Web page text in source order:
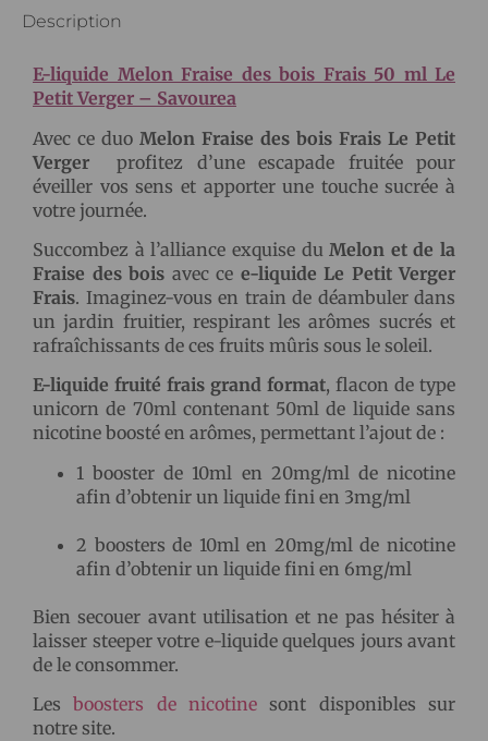
Description
E-liquide Melon Fraise des bois Frais 50 ml Le
Petit Verger – Savourea
Avec ce duo Melon Fraise des bois Frais Le Petit
Verger profitez d’une escapade fruitée pour
éveiller vos sens et apporter une touche sucrée à
votre journée.
Succombez à l’alliance exquise du Melon et de la
Fraise des bois avec ce e-liquide Le Petit Verger
Frais. Imaginez-vous en train de déambuler dans
un jardin fruitier, respirant les arômes sucrés et
rafraîchissants de ces fruits mûris sous le soleil.
E-liquide fruité frais grand format, flacon de type
unicorn de 70ml contenant 50ml de liquide sans
nicotine boosté en arômes, permettant l’ajout de :
1 booster de 10ml en 20mg/ml de nicotine
afin d’obtenir un liquide fini en 3mg/ml
2 boosters de 10ml en 20mg/ml de nicotine
afin d’obtenir un liquide fini en 6mg/ml
Bien secouer avant utilisation et ne pas hésiter à
laisser steeper votre e-liquide quelques jours avant
de le consommer.
Lesboosters de nicotine sont disponibles sur
notre site.